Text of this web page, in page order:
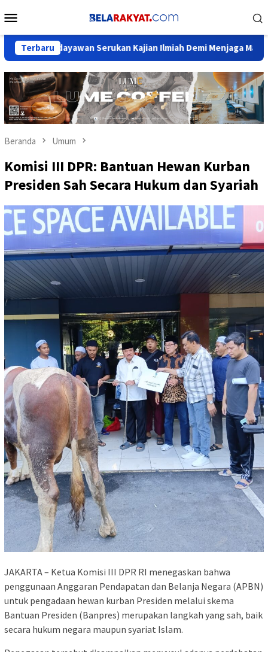
ke
Mobile
Terbaru
Serukan Kajian Ilmiah Demi Menjaga Marwah Sejarah
Beranda Umum
Komisi III DPR: Bantuan Hewan Kurban
Presiden Sah Secara Hukum dan Syariah
JAKARTA – Ketua Komisi III DPR RI menegaskan bahwa
penggunaan Anggaran Pendapatan dan Belanja Negara (APBN)
untuk pengadaan hewan kurban Presiden melalui skema
Bantuan Presiden (Banpres) merupakan langkah yang sah, baik
secara hukum negara maupun syariat Islam.